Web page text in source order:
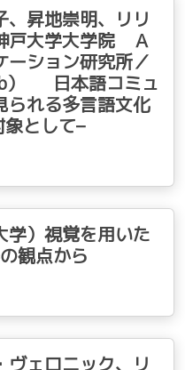
、昇地崇明、リリ
戸大学大学院 Ａ
ーション研究所／
） 日本語コミュ
られる多言語文化
として–
学）視覚を用いた
観点から
ヴェロニック、リ